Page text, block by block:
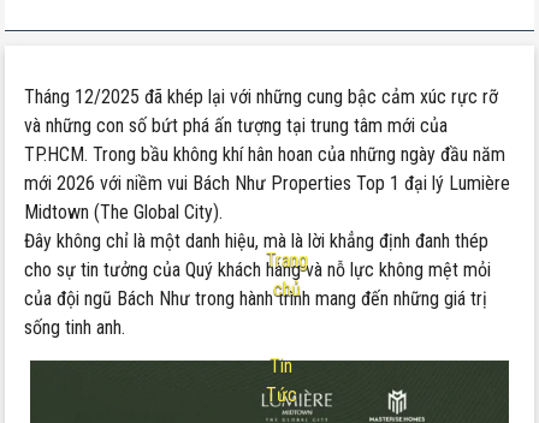
Trang
chủ
Tin
Tức
Tháng 12/2025 đã khép lại với những cung bậc cảm xúc rực rỡ
và những con số bứt phá ấn tượng tại trung tâm mới của
TP.HCM. Trong bầu không khí hân hoan của những ngày đầu năm
mới 2026 với niềm vui Bách Như Properties Top 1 đại lý Lumière
Midtown (The Global City).
Đây không chỉ là một danh hiệu, mà là lời khẳng định đanh thép
cho sự tin tưởng của Quý khách hàng và nỗ lực không mệt mỏi
của đội ngũ Bách Như trong hành trình mang đến những giá trị
sống tinh anh.